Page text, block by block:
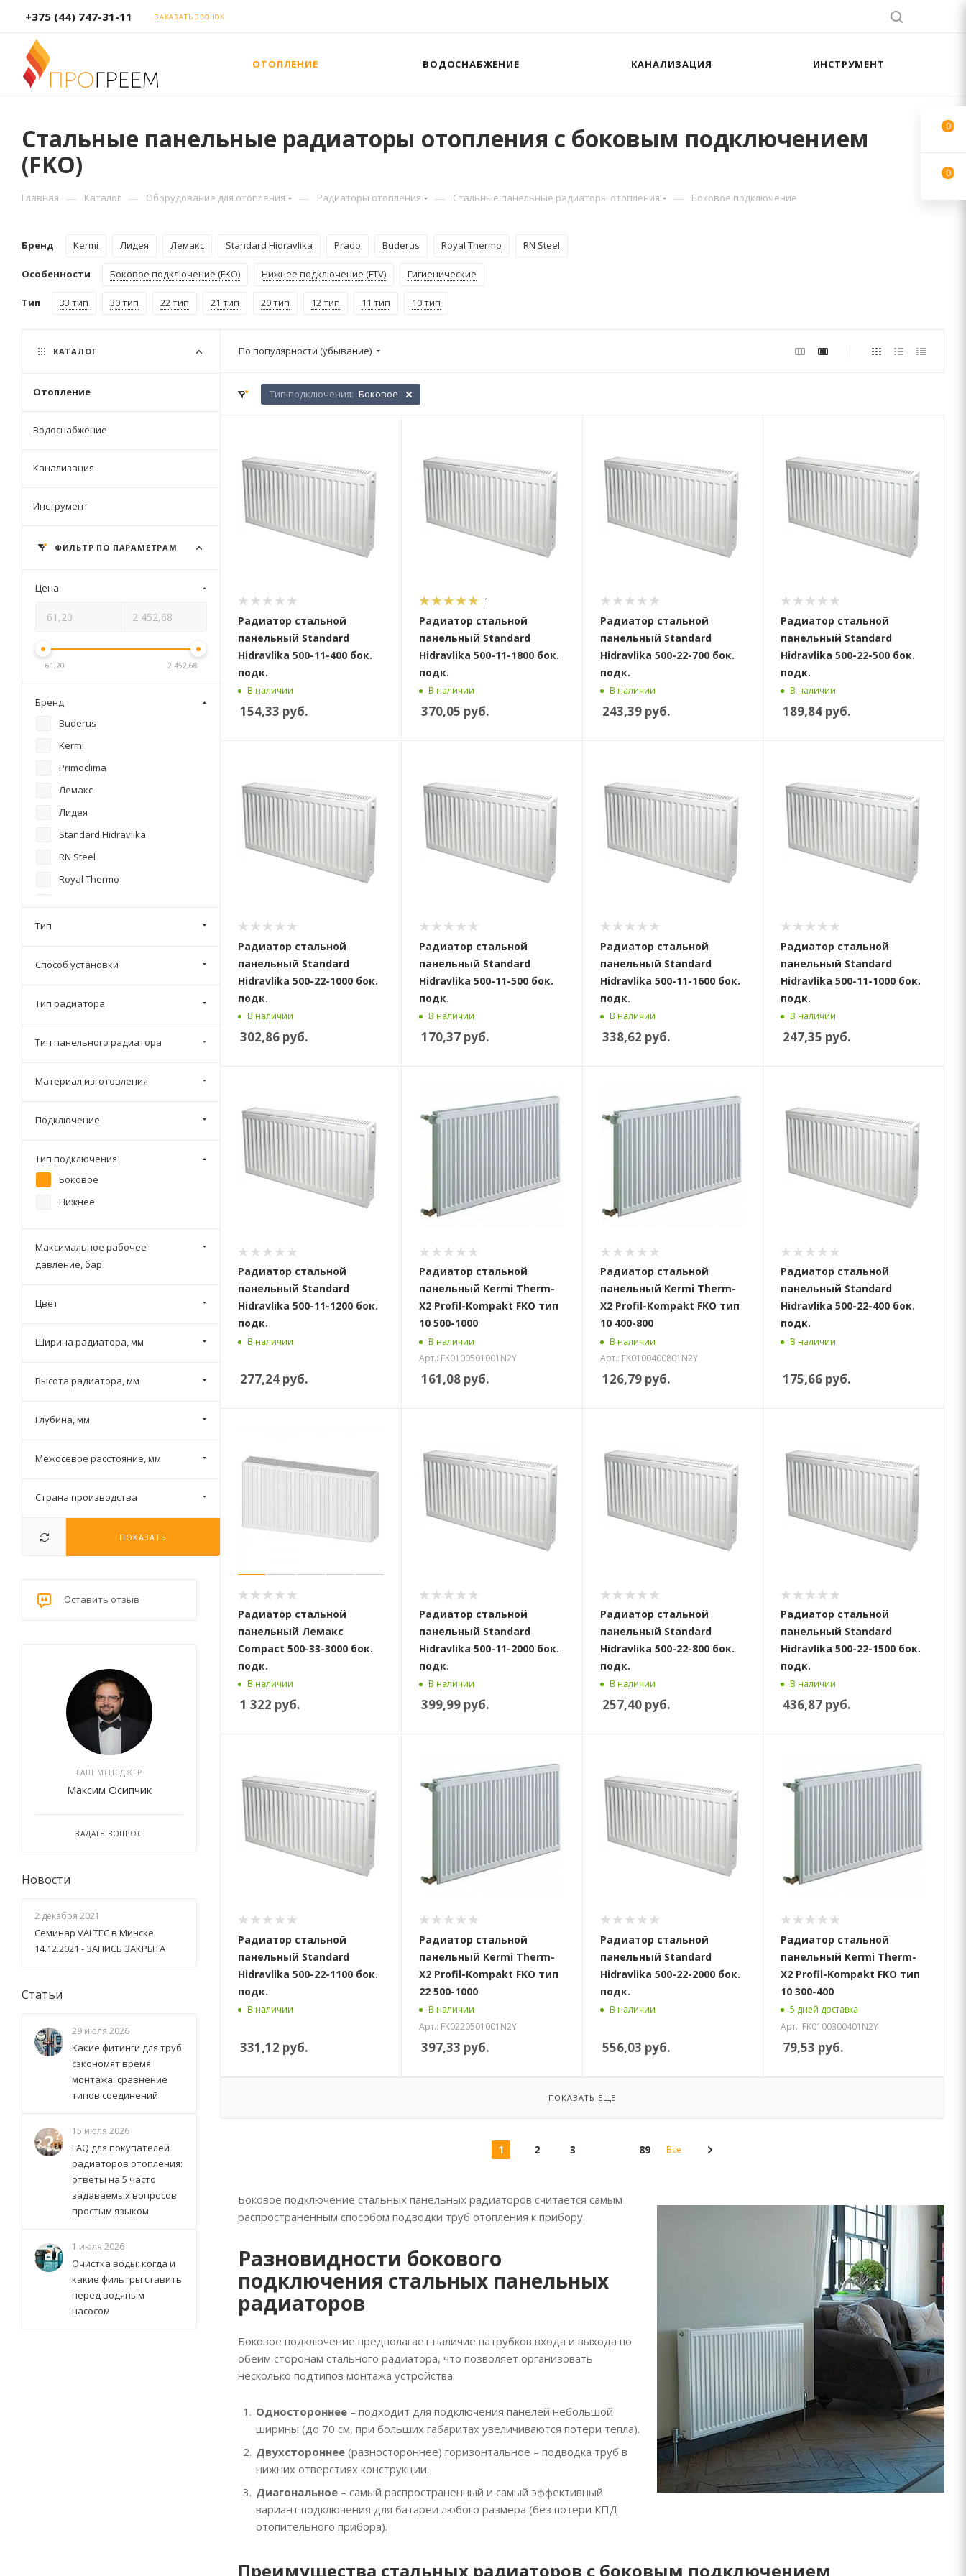
+375 (44) 747-31-11 ЗАКАЗАТЬ ЗВОНОК
ОТОПЛЕНИЕ ВОДОСНАБЖЕНИЕ КАНАЛИЗАЦИЯ ИНСТРУМЕНТ
Стальные панельные радиаторы отопления с боковым подключением
(FKO)
Главная — Каталог — Оборудование для отопления — Радиаторы отопления — Стальные панельные радиаторы отопления — Боковое подключение
Бренд Kermi Лидея Лемакс Standard Hidravlika Prado Buderus Royal Thermo RN Steel
Особенности Боковое подключение (FKO) Нижнее подключение (FTV) Гигиенические
Тип 33 тип 30 тип 22 тип 21 тип 20 тип 12 тип 11 тип 10 тип
По популярности (убывание)
Тип подключения: Боковое
Радиатор стальной
панельный Standard
Hidravlika 500-11-400 бок.
подк.
В наличии
154,33 руб.
1
Радиатор стальной
панельный Standard
Hidravlika 500-11-1800 бок.
подк.
В наличии
370,05 руб.
Радиатор стальной
панельный Standard
Hidravlika 500-22-700 бок.
подк.
В наличии
243,39руб.
Радиатор стальной
панельный Standard
Hidravlika 500-22-500 бок.
подк.
В наличии
189,84 руб.
Радиатор стальной
панельный Standard
Hidravlika 500-22-1000 бок.
подк.
В наличии
302,86 руб.
Радиатор стальной
панельный Standard
Hidravlika 500-11-500 бок.
подк.
В наличии
170,37руб.
Радиатор стальной
панельный Standard
Hidravlika 500-11-1600 бок.
подк.
В наличии
338,62 руб.
Радиатор стальной
панельный Standard
Hidravlika 500-11-1000 бок.
подк.
В наличии
247,35 руб.
Радиатор стальной
панельный Standard
Hidravlika 500-11-1200 бок.
подк.
В наличии
277,24 руб.
Радиатор стальной
панельный Kermi Therm-
X2 Profil-Kompakt FKO тип
10 500-1000
В наличии
Арт.: FK0100501001N2Y
161,08руб.
Радиатор стальной
панельный Kermi Therm-
X2 Profil-Kompakt FKO тип
10 400-800
В наличии
Арт.: FK0100400801N2Y
126,79руб.
Радиатор стальной
панельный Standard
Hidravlika 500-22-400 бок.
подк.
В наличии
175,66 руб.
Радиатор стальной
панельный Лемакс
Compact 500-33-3000 бок.
подк.
В наличии
1 322 руб.
Радиатор стальной
панельный Standard
Hidravlika 500-11-2000 бок.
подк.
В наличии
399,99руб.
Радиатор стальной
панельный Standard
Hidravlika 500-22-800 бок.
подк.
В наличии
257,40руб.
Радиатор стальной
панельный Standard
Hidravlika 500-22-1500 бок.
подк.
В наличии
436,87 руб.
Радиатор стальной
панельный Standard
Hidravlika 500-22-1100 бок.
подк.
В наличии
331,12 руб.
Радиатор стальной
панельный Kermi Therm-
X2 Profil-Kompakt FKO тип
22 500-1000
В наличии
Арт.: FK0220501001N2Y
397,33 руб.
Радиатор стальной
панельный Standard
Hidravlika 500-22-2000 бок.
подк.
В наличии
556,03 руб.
Радиатор стальной
панельный Kermi Therm-
X2 Profil-Kompakt FKO тип
10 300-400
5 дней доставка
Арт.: FK0100300401N2Y
79,53 руб.
ПОКАЗАТЬ ЕЩЕ
1 2 3 89 Все
Боковое подключение стальных панельных радиаторов считается самым
распространенным способом подводки труб отопления к прибору.
Разновидности бокового
подключения стальных панельных
радиаторов
Боковое подключение предполагает наличие патрубков входа и выхода по
обеим сторонам стального радиатора, что позволяет организовать
несколько подтипов монтажа устройства:
Одностороннее – подходит для подключения панелей небольшой
ширины (до 70 см, при больших габаритах увеличиваются потери тепла).
Двухстороннее (разностороннее) горизонтальное – подводка труб в
нижних отверстиях конструкции.
Диагональное – самый распространенный и самый эффективный
вариант подключения для батареи любого размера (без потери КПД
отопительного прибора).
Преимущества стальных радиаторов с боковым подключением
КАТАЛОГ
Отопление
Водоснабжение
Канализация
Инструмент
ФИЛЬТР ПО ПАРАМЕТРАМ
Цена
61,20 2 452,68
Бренд
Buderus
Kermi
Primoclima
Лемакс
Лидея
Standard Hidravlika
RN Steel
Royal Thermo
Тип
Способ установки
Тип радиатора
Тип панельного радиатора
Материал изготовления
Подключение
Тип подключения
Боковое
Нижнее
Максимальное рабочее
давление, бар
Цвет
Ширина радиатора, мм
Высота радиатора, мм
Глубина, мм
Межосевое расстояние, мм
Страна производства
ПОКАЗАТЬ
Оставить отзыв
ВАШ МЕНЕДЖЕР
Максим Осипчик
ЗАДАТЬ ВОПРОС
Новости
2 декабря 2021
Семинар VALTEC в Минске
14.12.2021 - ЗАПИСЬ ЗАКРЫТА
Статьи
29 июля 2026
Какие фитинги для труб
сэкономят время
монтажа: сравнение
типов соединений
15 июля 2026
FAQ для покупателей
радиаторов отопления:
ответы на 5 часто
задаваемых вопросов
простым языком
1 июля 2026
Очистка воды: когда и
какие фильтры ставить
перед водяным
насосом
0
0